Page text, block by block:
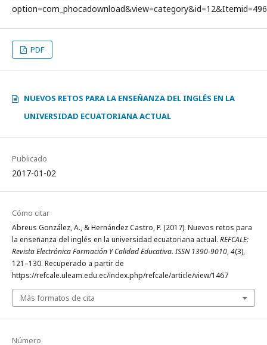
option=com_phocadownload&view=category&id=12&Itemid=496
PDF
NUEVOS RETOS PARA LA ENSEÑANZA DEL INGLÉS EN LA
UNIVERSIDAD ECUATORIANA ACTUAL
Publicado
2017-01-02
Cómo citar
Abreus González, A., & Hernández Castro, P. (2017). Nuevos retos para
la enseñanza del inglés en la universidad ecuatoriana actual. REFCALE:
Revista Electrónica Formación Y Calidad Educativa. ISSN 1390-9010,4(3),
121–130. Recuperado a partir de
https://refcale.uleam.edu.ec/index.php/refcale/article/view/1467
Más formatos de cita
Número